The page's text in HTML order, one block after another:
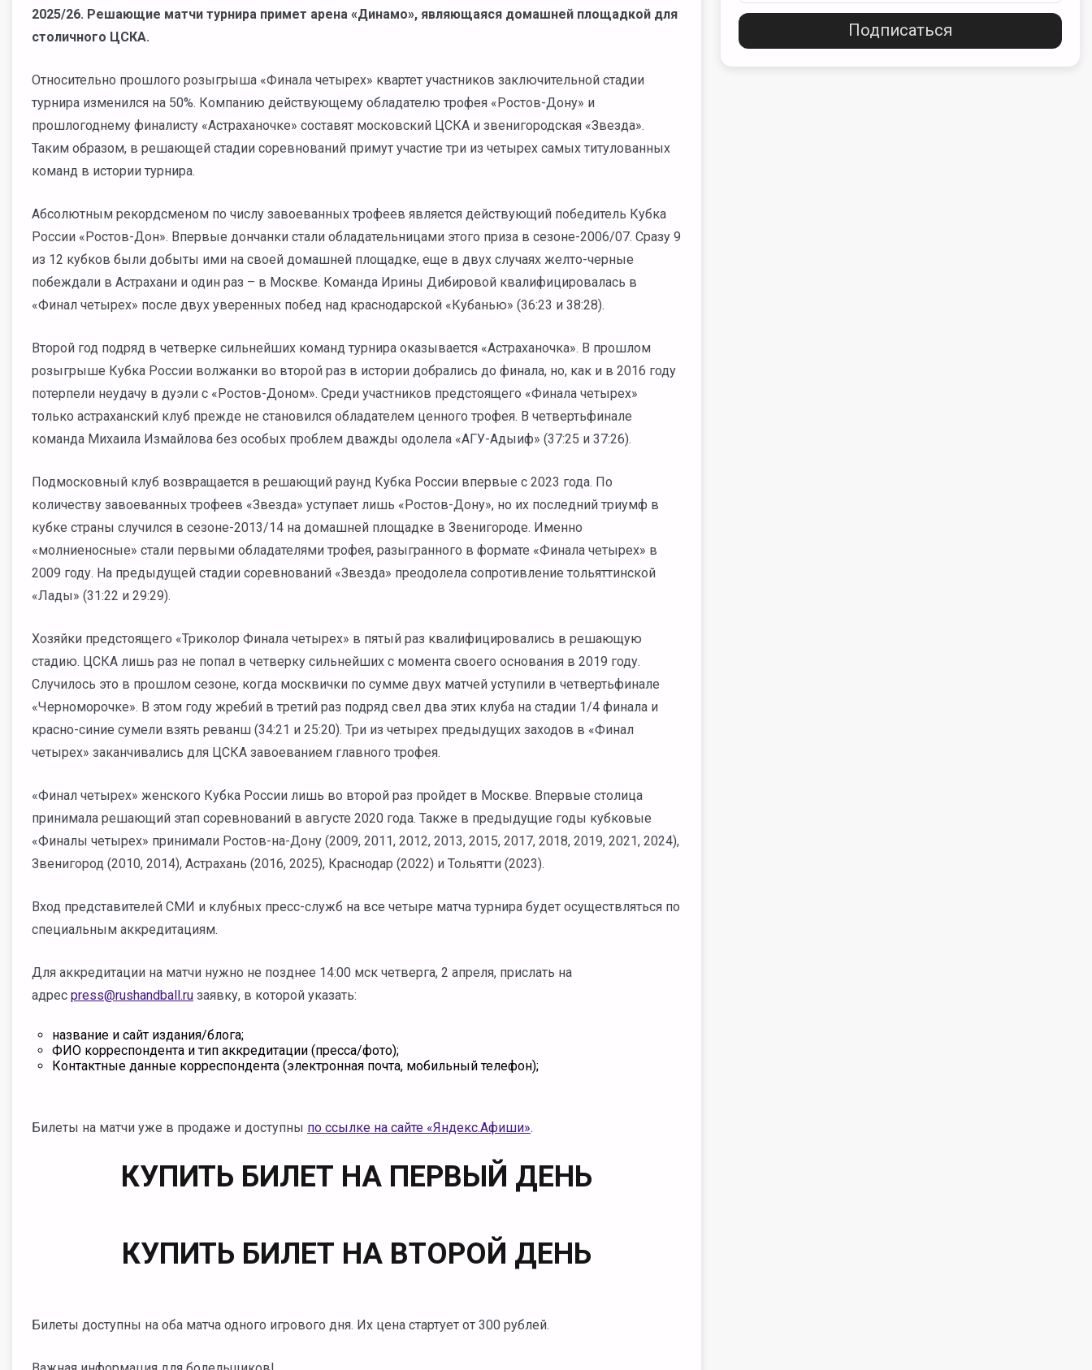
2025/26. Решающие матчи турнира примет арена «Динамо», являющаяся домашней площадкой для
столичного ЦСКА.
Относительно прошлого розыгрыша «Финала четырех» квартет участников заключительной стадии
турнира изменился на 50%. Компанию действующему обладателю трофея «Ростов-Дону» и
прошлогоднему финалисту «Астраханочке» составят московский ЦСКА и звенигородская «Звезда».
Таким образом, в решающей стадии соревнований примут участие три из четырех самых титулованных
команд в истории турнира.
Абсолютным рекордсменом по числу завоеванных трофеев является действующий победитель Кубка
России «Ростов-Дон». Впервые дончанки стали обладательницами этого приза в сезоне-2006/07. Сразу 9
из 12 кубков были добыты ими на своей домашней площадке, еще в двух случаях желто-черные
побеждали в Астрахани и один раз – в Москве. Команда Ирины Дибировой квалифицировалась в
«Финал четырех» после двух уверенных побед над краснодарской «Кубанью» (36:23 и 38:28).
Второй год подряд в четверке сильнейших команд турнира оказывается «Астраханочка». В прошлом
розыгрыше Кубка России волжанки во второй раз в истории добрались до финала, но, как и в 2016 году
потерпели неудачу в дуэли с «Ростов-Доном». Среди участников предстоящего «Финала четырех»
только астраханский клуб прежде не становился обладателем ценного трофея. В четвертьфинале
команда Михаила Измайлова без особых проблем дважды одолела «АГУ-Адыиф» (37:25 и 37:26).
Подмосковный клуб возвращается в решающий раунд Кубка России впервые с 2023 года. По
количеству завоеванных трофеев «Звезда» уступает лишь «Ростов-Дону», но их последний триумф в
кубке страны случился в сезоне-2013/14 на домашней площадке в Звенигороде. Именно
«молниеносные» стали первыми обладателями трофея, разыгранного в формате «Финала четырех» в
2009 году. На предыдущей стадии соревнований «Звезда» преодолела сопротивление тольяттинской
«Лады» (31:22 и 29:29).
Хозяйки предстоящего «Триколор Финала четырех» в пятый раз квалифицировались в решающую
стадию. ЦСКА лишь раз не попал в четверку сильнейших с момента своего основания в 2019 году.
Случилось это в прошлом сезоне, когда москвички по сумме двух матчей уступили в четвертьфинале
«Черноморочке». В этом году жребий в третий раз подряд свел два этих клуба на стадии 1/4 финала и
красно-синие сумели взять реванш (34:21 и 25:20). Три из четырех предыдущих заходов в «Финал
четырех» заканчивались для ЦСКА завоеванием главного трофея.
«Финал четырех» женского Кубка России лишь во второй раз пройдет в Москве. Впервые столица
принимала решающий этап соревнований в августе 2020 года. Также в предыдущие годы кубковые
«Финалы четырех» принимали Ростов-на-Дону (2009, 2011, 2012, 2013, 2015, 2017, 2018, 2019, 2021, 2024),
Звенигород (2010, 2014), Астрахань (2016, 2025), Краснодар (2022) и Тольятти (2023).
Вход представителей СМИ и клубных пресс-служб на все четыре матча турнира будет осуществляться по
специальным аккредитациям.
Для аккредитации на матчи нужно не позднее 14:00 мск четверга, 2 апреля, прислать на
адрес press@rushandball.ru заявку, в которой указать:
название и сайт издания/блога;
ФИО корреспондента и тип аккредитации (пресса/фото);
Контактные данные корреспондента (электронная почта, мобильный телефон);
Билеты на матчи уже в продаже и доступны по ссылке на сайте «Яндекс.Афиши».
КУПИТЬ БИЛЕТ НА ПЕРВЫЙ ДЕНЬ
КУПИТЬ БИЛЕТ НА ВТОРОЙ ДЕНЬ
Билеты доступны на оба матча одного игрового дня. Их цена стартует от 300 рублей.
Подписаться